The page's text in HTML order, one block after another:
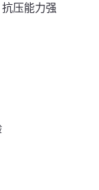
压能力强